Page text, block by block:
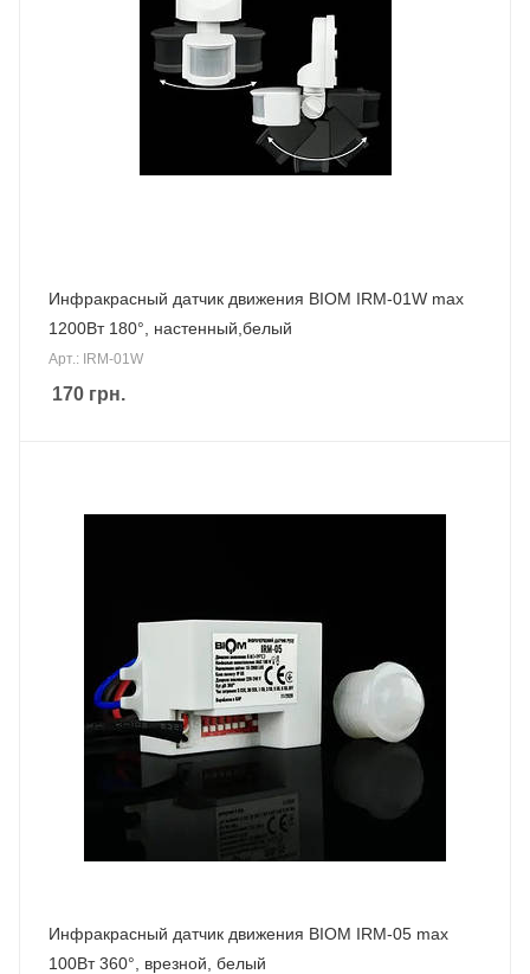
Инфракрасный датчик движения BIOM IRM-01W max
1200Вт 180°, настенный,белый
Арт.: IRM-01W
170 грн.
Инфракрасный датчик движения BIOM IRM-05 max
100Вт 360°, врезной, белый